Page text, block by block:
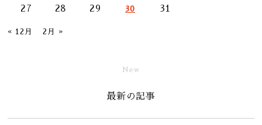
27 28 29 30 31
« 12月 2月 »
New
最新の記事